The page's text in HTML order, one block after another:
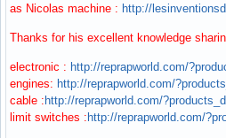
as Nicolas machine : http://
Thanks for his excellent knowledge
electronic : http://reprapworld.com/
engines: http://reprapworld.com/
cable : http://reprapworld.com/
limit switches : http://reprapworld.com/